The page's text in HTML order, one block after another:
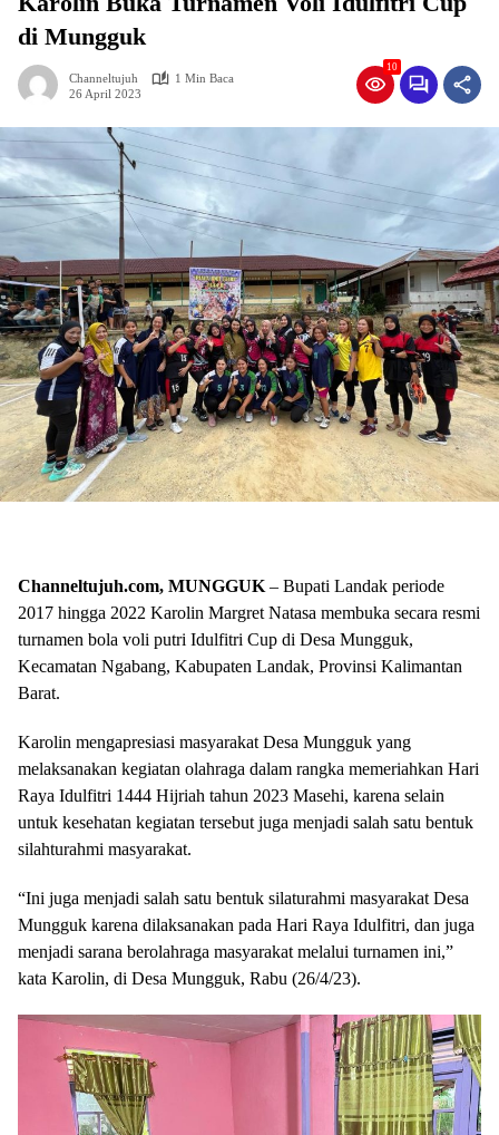
di Mungguk
Channeltujuh
1 Min Baca
26 April 2023
10
Channeltujuh.com, MUNGGUK – Bupati Landak periode
2017 hingga 2022 Karolin Margret Natasa membuka secara resmi
turnamen bola voli putri Idulfitri Cup di Desa Mungguk,
Kecamatan Ngabang, Kabupaten Landak, Provinsi Kalimantan
Barat.
Karolin mengapresiasi masyarakat Desa Mungguk yang
melaksanakan kegiatan olahraga dalam rangka memeriahkan Hari
Raya Idulfitri 1444 Hijriah tahun 2023 Masehi, karena selain
untuk kesehatan kegiatan tersebut juga menjadi salah satu bentuk
silahturahmi masyarakat.
“Ini juga menjadi salah satu bentuk silaturahmi masyarakat Desa
Mungguk karena dilaksanakan pada Hari Raya Idulfitri, dan juga
menjadi sarana berolahraga masyarakat melalui turnamen ini,”
kata Karolin, di Desa Mungguk, Rabu (26/4/23).